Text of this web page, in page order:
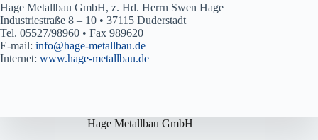
Hage Metallbau GmbH, z. Hd. Herrn Swen Hage
Industriestraße 8 – 10 • 37115 Duderstadt
Tel. 05527/98960 • Fax 989620
E-mail: info@hage-metallbau.de
Internet: www.hage-metallbau.de
Hage Metallbau GmbH